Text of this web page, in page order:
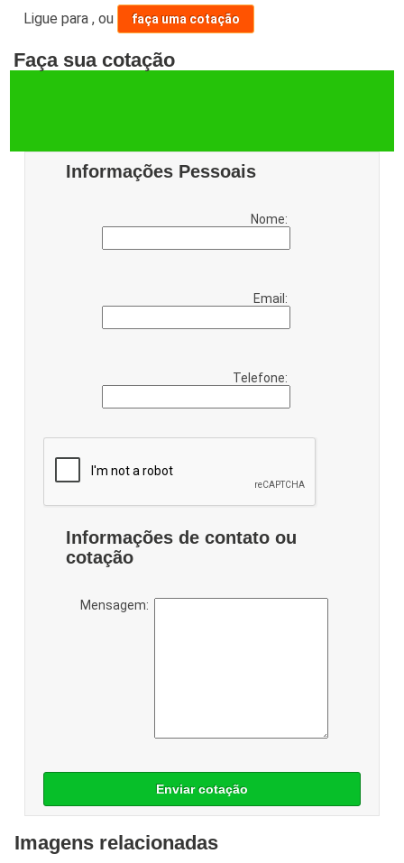
Ligue para,ou faça uma cotação
Faça sua cotação
Informações Pessoais
Nome:
Email:
Telefone:
Informações de contato ou
cotação
Mensagem:
Enviar cotação
Imagens relacionadas